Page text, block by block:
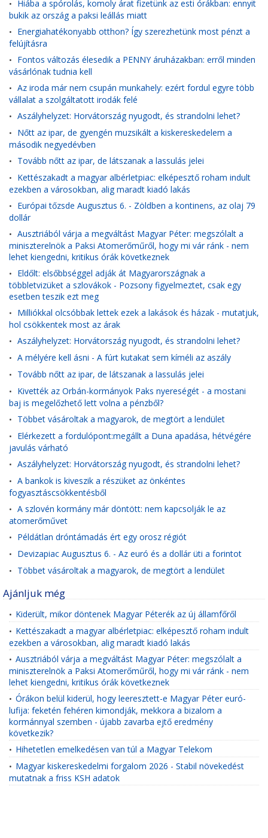
• Hiába a spórolás, komoly árat fizetünk az esti órákban: ennyit
bukik az ország a paksi leállás miatt
• Energiahatékonyabb otthon? Így szerezhetünk most pénzt a
felújításra
• Fontos változás élesedik a PENNY áruházakban: erről minden
vásárlónak tudnia kell
• Az iroda már nem csupán munkahely: ezért fordul egyre több
vállalat a szolgáltatott irodák felé
• Aszályhelyzet: Horvátország nyugodt, és strandolni lehet?
• Nőtt az ipar, de gyengén muzsikált a kiskereskedelem a
második negyedévben
• Tovább nőtt az ipar, de látszanak a lassulás jelei
• Kettészakadt a magyar albérletpiac: elképesztő roham indult
ezekben a városokban, alig maradt kiadó lakás
• Európai tőzsde Augusztus 6. - Zöldben a kontinens, az olaj 79
dollár
• Ausztriából várja a megváltást Magyar Péter: megszólalt a
miniszterelnök a Paksi Atomerőműről, hogy mi vár ránk - nem
lehet kiengedni, kritikus órák következnek
• Eldőlt: elsőbbséggel adják át Magyarországnak a
többletvizüket a szlovákok - Pozsony figyelmeztet, csak egy
esetben teszik ezt meg
• Milliókkal olcsóbbak lettek ezek a lakások és házak - mutatjuk,
hol csökkentek most az árak
• Aszályhelyzet: Horvátország nyugodt, és strandolni lehet?
• A mélyére kell ásni - A fúrt kutakat sem kíméli az aszály
• Tovább nőtt az ipar, de látszanak a lassulás jelei
• Kivették az Orbán-kormányok Paks nyereségét - a mostani
baj is megelőzhető lett volna a pénzből?
• Többet vásároltak a magyarok, de megtört a lendület
• Elérkezett a fordulópont:megállt a Duna apadása, hétvégére
javulás várható
• Aszályhelyzet: Horvátország nyugodt, és strandolni lehet?
• A bankok is kiveszik a részüket az önkéntes
fogyasztáscsökkentésből
• A szlovén kormány már döntött: nem kapcsolják le az
atomerőművet
• Példátlan dróntámadás ért egy orosz régiót
• Devizapiac Augusztus 6. - Az euró és a dollár üti a forintot
• Többet vásároltak a magyarok, de megtört a lendület
Ajánljuk még
• Kiderült, mikor döntenek Magyar Péterék az új államfőről
• Kettészakadt a magyar albérletpiac: elképesztő roham indult
ezekben a városokban, alig maradt kiadó lakás
• Ausztriából várja a megváltást Magyar Péter: megszólalt a
miniszterelnök a Paksi Atomerőműről, hogy mi vár ránk - nem
lehet kiengedni, kritikus órák következnek
• Órákon belül kiderül, hogy leeresztett-e Magyar Péter euró-
lufija: feketén fehéren kimondják, mekkora a bizalom a
kormánnyal szemben - újabb zavarba ejtő eredmény
következik?
• Hihetetlen emelkedésen van túl a Magyar Telekom
• Magyar kiskereskedelmi forgalom 2026 - Stabil növekedést
mutatnak a friss KSH adatok